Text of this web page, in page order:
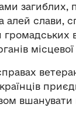
загиблих,
алей слави,
вшанувати